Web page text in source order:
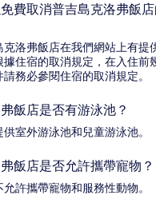
費取消普吉島克洛弗飯
克洛弗飯店在我們網站上有提
據住宿的取消規定，在入住前
務必參閱住宿的取消規定。
飯店是否有游泳池？
室外游泳池和兒童游泳池。
飯店是否允許攜帶寵物？
許攜帶寵物和服務性動物。